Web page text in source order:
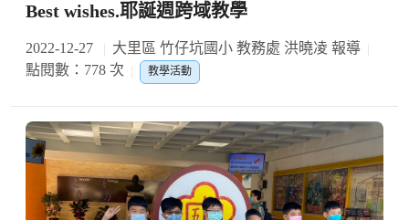
Best wishes.耶誕週跨域教學
2022-12-27
大里區 竹仔坑國小 教務處 洪曉凌 報導
點閱數：778 次
教學活動